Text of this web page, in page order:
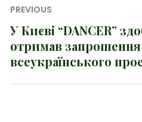
Навігація
записів
PREVIOUS
Previous
post:
У Києві “DANCER”
отримав
всеукраїнського